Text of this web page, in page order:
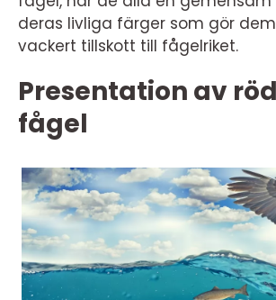
deras livliga färger som gör
vackert tillskott till fågelriket.
Presentation av
fågel